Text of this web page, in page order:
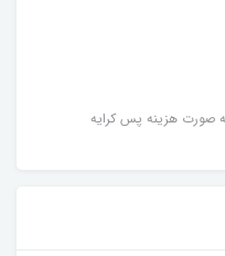
صورت هزینه پس کرایه